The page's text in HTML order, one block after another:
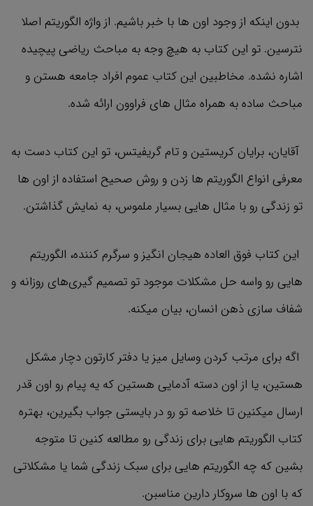
بدون اینکه از وجود اون ها با خبر باشیم. از واژه الگوریتم اصلا
نترسین. تو این کتاب به هیچ وجه به مباحث ریاضی پیچیده
اشاره نشده. مخاطبین این کتاب عموم افراد جامعه هستن و
مباحث ساده به همراه مثال های فراوون ارائه شده.
آقایان، برایان کریستین و تام گریفیتس، تو این کتاب دست به
معرفی انواع الگوریتم ها زدن و روش صحیح استفاده از اون ها
تو زندگی رو با مثال هایی بسیار ملموس، به نمایش گذاشتن.
این کتاب فوق العاده هیجان انگیز و سرگرم کننده، الگوریتم
هایی رو واسه حل مشکلات موجود تو تصمیم گیری‌های روزانه و
شفاف سازی ذهن انسان، بیان میکنه.
اگه برای مرتب کردن وسایل میز یا دفتر کارتون دچار مشکل
هستین، یا از اون دسته آدمایی هستین که یه پیام رو اون قدر
ارسال میکنین تا خلاصه تو رو در بایستی جواب بگیرین،‌ بهتره
کتاب الگوریتم هایی برای زندگی رو مطالعه کنین تا متوجه
بشین که چه الگوریتم هایی برای سبک زندگی شما یا مشکلاتی
که با اون ها سروکار دارین مناسبن.